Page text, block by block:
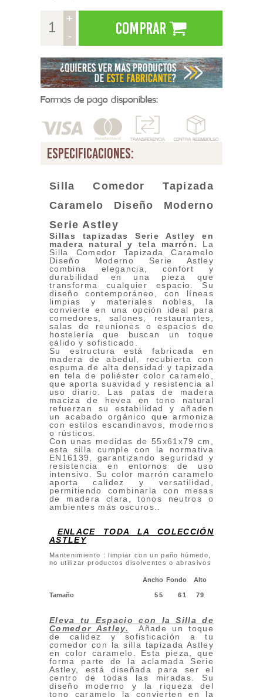
+
-
Comprar
Formas de pago disponibles:
especificaciones:
Silla Comedor Tapizada
Caramelo Diseño Moderno
Serie Astley
Sillas tapizadas Serie Astley en
madera natural y tela marrón.
La
Silla Comedor Tapizada Caramelo
Diseño Moderno Serie Astley
combina elegancia, confort y
durabilidad en una pieza que
transforma cualquier espacio. Su
diseño contemporáneo, con líneas
limpias y materiales nobles, la
convierte en una opción ideal para
comedores, salones, restaurantes,
salas de reuniones o espacios de
hostelería que buscan un toque
cálido y sofisticado.
Su estructura está fabricada en
madera de abedul, recubierta con
espuma de alta densidad y tapizada
en tela de poliéster color caramelo,
que aporta suavidad y resistencia al
uso diario. Las patas de madera
maciza de hevea en tono natural
refuerzan su estabilidad y añaden
un acabado orgánico que armoniza
con estilos escandinavos, modernos
o rústicos.
Con unas medidas de 55x61x79 cm,
esta silla cumple con la normativa
EN16139, garantizando seguridad y
resistencia en entornos de uso
intensivo. Su color marrón caramelo
aporta calidez y versatilidad,
permitiendo combinarla con mesas
de madera clara, tonos neutros o
ambientes más oscuros..
ENLACE TODA LA COLECCIÓN
ASTLEY
Mantenimiento : limpiar con un paño húmedo,
no utilizar productos disolventes o abrasivos
Ancho Fondo Alto
Tamaño 55 61 79
Eleva tu Espacio con la Silla de
Comedor Astley.
Añade un toque
de calidez y sofisticación a tu
comedor con la silla tapizada Astley
en color caramelo. Esta pieza, que
forma parte de la aclamada Serie
Astley, está diseñada para ser el
centro de todas las miradas. Su
diseño moderno y la riqueza del
tono caramelo la convierten en la